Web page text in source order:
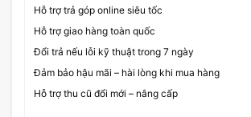
Hỗ trợ trả góp online siêu tốc
Hỗ trợ giao hàng toàn quốc
Đổi trả nếu lỗi kỹ thuật trong 7 ngày
Đảm bảo hậu mãi – hài lòng khi mua hàng
Hỗ trợ thu cũ đổi mới – nâng cấp